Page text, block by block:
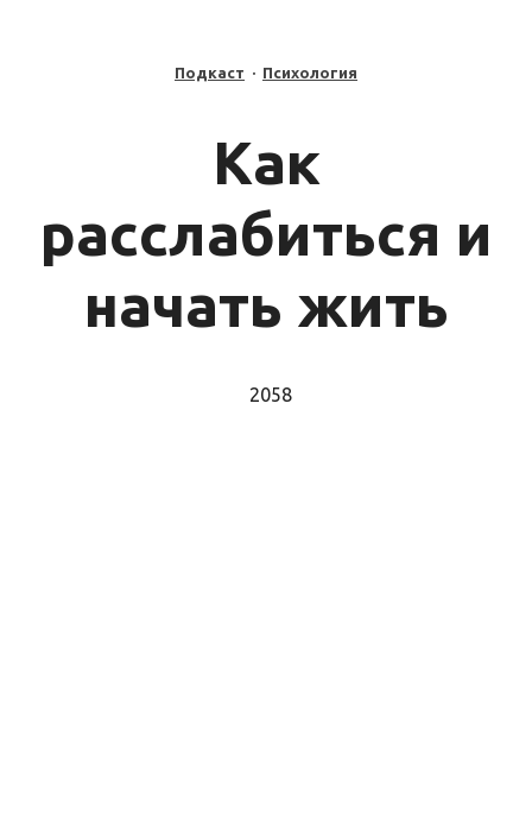
Подкаст · Психология
Как
расслабиться и
начать жить
2058